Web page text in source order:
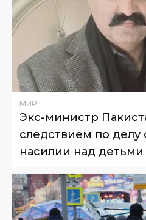
МИР
Экс-министр
следствием по делу
насилии над детьми